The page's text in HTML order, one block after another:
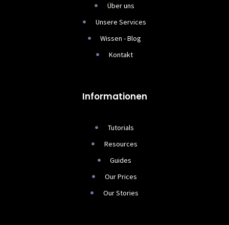
Über uns
Unsere Services
Wissen - Blog
Kontakt
Informationen
Tutorials
Resources
Guides
Our Prices
Our Stories